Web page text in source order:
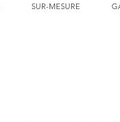
SUR-MESURE